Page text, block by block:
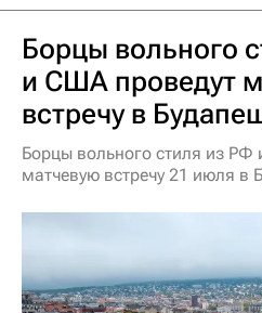
Борцы вольного
и США проведут
встречу в
Борцы вольного стиля из
матчевую встречу 21 июля в